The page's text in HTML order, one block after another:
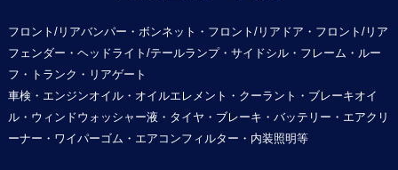
フロント/リアバンパー・ボンネット・フロント/リアドア・フロント/リア
フェンダー・ヘッドライト/テールランプ・サイドシル・フレーム・ルー
フ・トランク・リアゲート
車検・エンジンオイル・オイルエレメント・クーラント・ブレーキオイ
ル・ウィンドウォッシャー液・タイヤ・ブレーキ・バッテリー・エアクリ
ーナー・ワイパーゴム・エアコンフィルター・内装照明等